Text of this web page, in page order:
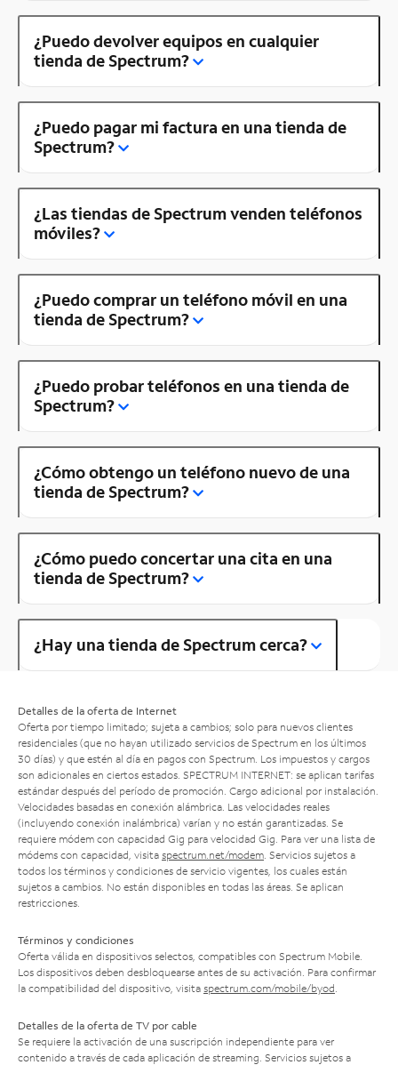
¿Puedo devolver equipos en cualquier
tienda de Spectrum?
¿Puedo pagar mi factura en una tienda de
Spectrum?
¿Las tiendas de Spectrum venden teléfonos
móviles?
¿Puedo comprar un teléfono móvil en una
tienda de Spectrum?
¿Puedo probar teléfonos en una tienda de
Spectrum?
¿Cómo obtengo un teléfono nuevo de una
tienda de Spectrum?
¿Cómo puedo concertar una cita en una
tienda de Spectrum?
¿Hay una tienda de Spectrum cerca?
Detalles de la oferta de Internet
Oferta por tiempo limitado; sujeta a cambios; solo para nuevos clientes
residenciales (que no hayan utilizado servicios de Spectrum en los últimos
30 días) y que estén al día en pagos con Spectrum. Los impuestos y cargos
son adicionales en ciertos estados. SPECTRUM INTERNET: se aplican tarifas
estándar después del período de promoción. Cargo adicional por instalación.
Velocidades basadas en conexión alámbrica. Las velocidades reales
(incluyendo conexión inalámbrica) varían y no están garantizadas. Se
requiere módem con capacidad Gig para velocidad Gig. Para ver una lista de
módems con capacidad, visita spectrum.net/modem . Servicios sujetos a
todos los términos y condiciones de servicio vigentes, los cuales están
sujetos a cambios. No están disponibles en todas las áreas. Se aplican
restricciones.
Términos y condiciones
Oferta válida en dispositivos selectos, compatibles con Spectrum Mobile.
Los dispositivos deben desbloquearse antes de su activación. Para confirmar
la compatibilidad del dispositivo, visita spectrum.com/mobile/byod
Detalles de la oferta de TV por cable
Se requiere la activación de una suscripción independiente para ver
contenido a través de cada aplicación de streaming. Servicios sujetos a